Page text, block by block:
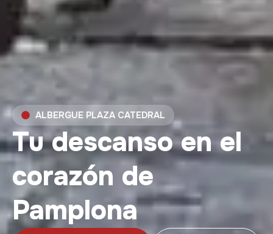
ALBERGUE PLAZA CATEDRAL
Tu descanso en el
corazón de
Pamplona